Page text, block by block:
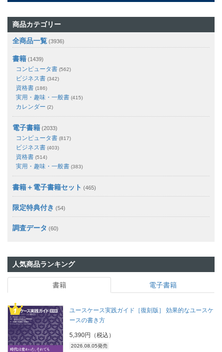
商品カテゴリー
全商品一覧 (3936)
書籍 (1439)
コンピュータ書 (562)
ビジネス書 (342)
資格書 (186)
実用・趣味・一般書 (415)
カレンダー (2)
電子書籍 (2033)
コンピュータ書 (817)
ビジネス書 (403)
資格書 (514)
実用・趣味・一般書 (383)
書籍＋電子書籍セット (465)
限定特典付き (54)
調査データ (60)
人気商品ランキング
書籍 電子書籍
ユースケース実践ガイド［復刻版］ 効果的なユースケ
ースの書き方
5,390円（税込）
2026.08.05発売